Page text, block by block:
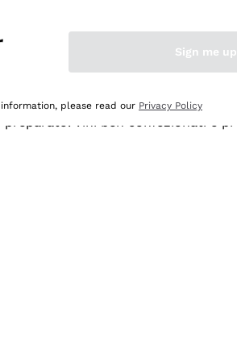
Vini ben confezionati e
Sign me up
information, please read our Privacy Policy